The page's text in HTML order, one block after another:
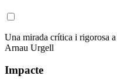
Una mirada crítica i rigorosa
Arnau Urgell
Impacte